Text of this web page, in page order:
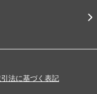
法に基づく表記